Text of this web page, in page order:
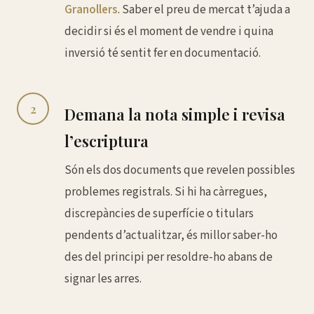
Granollers. Saber el preu de mercat t’ajuda a
decidir si és el moment de vendre i quina
inversió té sentit fer en documentació.
2
Demana la nota simple i revisa
l’escriptura
Són els dos documents que revelen possibles
problemes registrals. Si hi ha càrregues,
discrepàncies de superfície o titulars
pendents d’actualitzar, és millor saber-ho
des del principi per resoldre-ho abans de
signar les arres.